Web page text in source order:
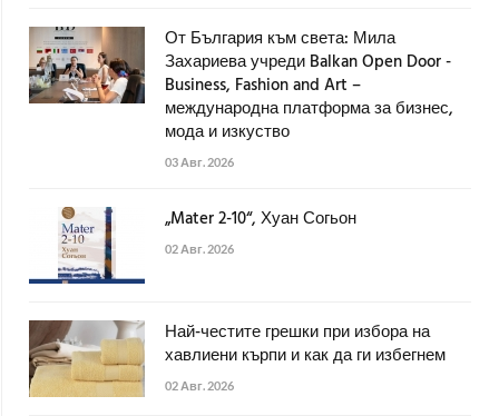
От България към света: Мила
Захариева учреди Balkan Open Door -
Business, Fashion and Art –
международна платформа за бизнес,
мода и изкуство
03 Авг. 2026
„Mater 2-10“, Хуан Согьон
02 Авг. 2026
Най-честите грешки при избора на
хавлиени кърпи и как да ги избегнем
02 Авг. 2026